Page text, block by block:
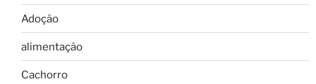
Adoção
alimentação
Cachorro